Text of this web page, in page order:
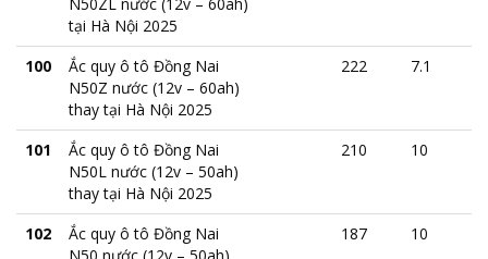
tại Hà Nội 2025
100
Ắc quy ô tô Đồng Nai
N50Z nước (12v – 60ah)
thay tại Hà Nội 2025
222 7.1
101
Ắc quy ô tô Đồng Nai
N50L nước (12v – 50ah)
thay tại Hà Nội 2025
210 10
102
Ắc quy ô tô Đồng Nai
187 10